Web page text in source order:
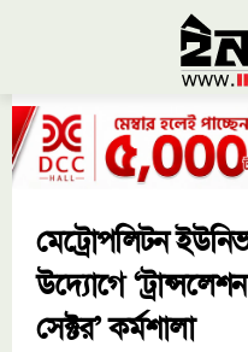
মেট্রোপলিটন
উদ্যোগে
সেক্টর’ কর্মশালা